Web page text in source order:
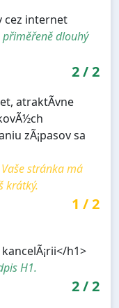
cez internet
přiměřeně dlouhý
2/2
atraktÃ­vne
zÃ¡pasov sa
stránka má
krátký.
1 /2
h1>
H1.
2/2